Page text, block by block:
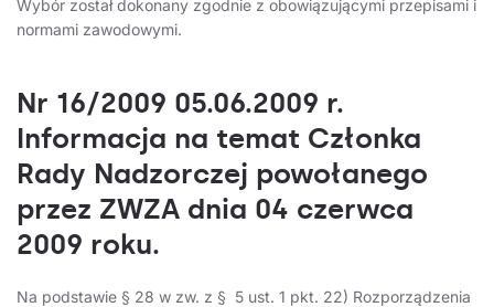
Wybór został dokonany zgodnie z obowiązującymi przepisami i
normami zawodowymi.
Nr 16/2009 05.06.2009 r.
Informacja na temat Członka
Rady Nadzorczej powołanego
przez ZWZA dnia 04 czerwca
2009 roku.
Na podstawie § 28 w zw. z § 5 ust. 1 pkt. 22) Rozporządzenia